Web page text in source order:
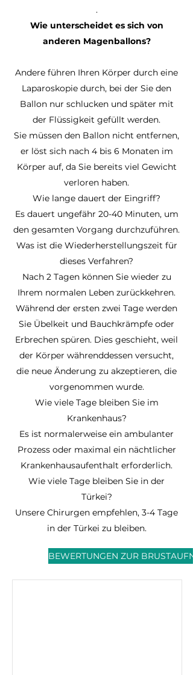
.
Wie unterscheidet es sich von
anderen Magenballons?
Andere führen Ihren Körper durch eine
Laparoskopie durch, bei der Sie den
Ballon nur schlucken und später mit
der Flüssigkeit gefüllt werden.
Sie müssen den Ballon nicht entfernen,
er löst sich nach 4 bis 6 Monaten im
Körper auf, da Sie bereits viel Gewicht
verloren haben.
Wie lange dauert der Eingriff?
Es dauert ungefähr 20-40 Minuten, um
den gesamten Vorgang durchzuführen.
Was ist die Wiederherstellungszeit für
dieses Verfahren?
Nach 2 Tagen können Sie wieder zu
Ihrem normalen Leben zurückkehren.
Während der ersten zwei Tage werden
Sie Übelkeit und Bauchkrämpfe oder
Erbrechen spüren. Dies geschieht, weil
der Körper währenddessen versucht,
die neue Änderung zu akzeptieren, die
vorgenommen wurde.
Wie viele Tage bleiben Sie im
Krankenhaus?
Es ist normalerweise ein ambulanter
Prozess oder maximal ein nächtlicher
Krankenhausaufenthalt erforderlich.
Wie viele Tage bleiben Sie in der
Türkei?
Unsere Chirurgen empfehlen, 3-4 Tage
in der Türkei zu bleiben.
BEWERTUNGEN ZUR